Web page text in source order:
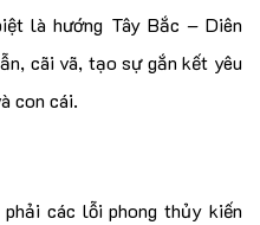
là hướng Tây Bắc – Diên
cãi vã, tạo sự gắn kết yêu
con cái.
phải các lỗi phong thủy kiến